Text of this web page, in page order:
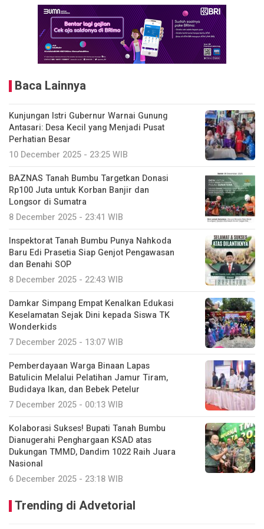
Baca Lainnya
Kunjungan Istri Gubernur Warnai Gunung
Antasari: Desa Kecil yang Menjadi Pusat
Perhatian Besar
10 December 2025 - 23:25 WIB
BAZNAS Tanah Bumbu Targetkan Donasi
Rp100 Juta untuk Korban Banjir dan
Longsor di Sumatra
8 December 2025 - 23:41 WIB
Inspektorat Tanah Bumbu Punya Nahkoda
Baru Edi Prasetia Siap Genjot Pengawasan
dan Benahi SOP
8 December 2025 - 22:43 WIB
Damkar Simpang Empat Kenalkan Edukasi
Keselamatan Sejak Dini kepada Siswa TK
Wonderkids
7 December 2025 - 13:07 WIB
Pemberdayaan Warga Binaan Lapas
Batulicin Melalui Pelatihan Jamur Tiram,
Budidaya Ikan, dan Bebek Petelur
7 December 2025 - 00:13 WIB
Kolaborasi Sukses! Bupati Tanah Bumbu
Dianugerahi Penghargaan KSAD atas
Dukungan TMMD, Dandim 1022 Raih Juara
Nasional
6 December 2025 - 23:18 WIB
Trending di Advetorial